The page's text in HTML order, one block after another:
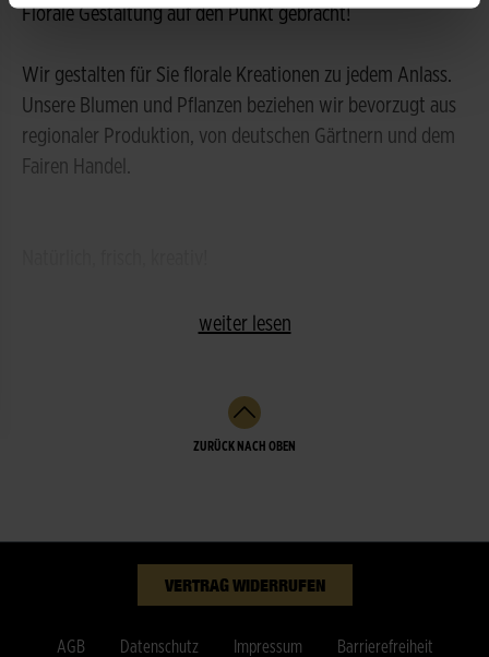
Florale Gestaltung auf den Punkt gebracht!
Wir gestalten für Sie florale Kreationen zu jedem Anlass.
Unsere Blumen und Pflanzen beziehen wir bevorzugt aus
regionaler Produktion, von deutschen Gärtnern und dem
Fairen Handel.
weiter lesen
ZURÜCK NACH OBEN
VERTRAG WIDERRUFEN
AGB Datenschutz Impressum Barrierefreiheit